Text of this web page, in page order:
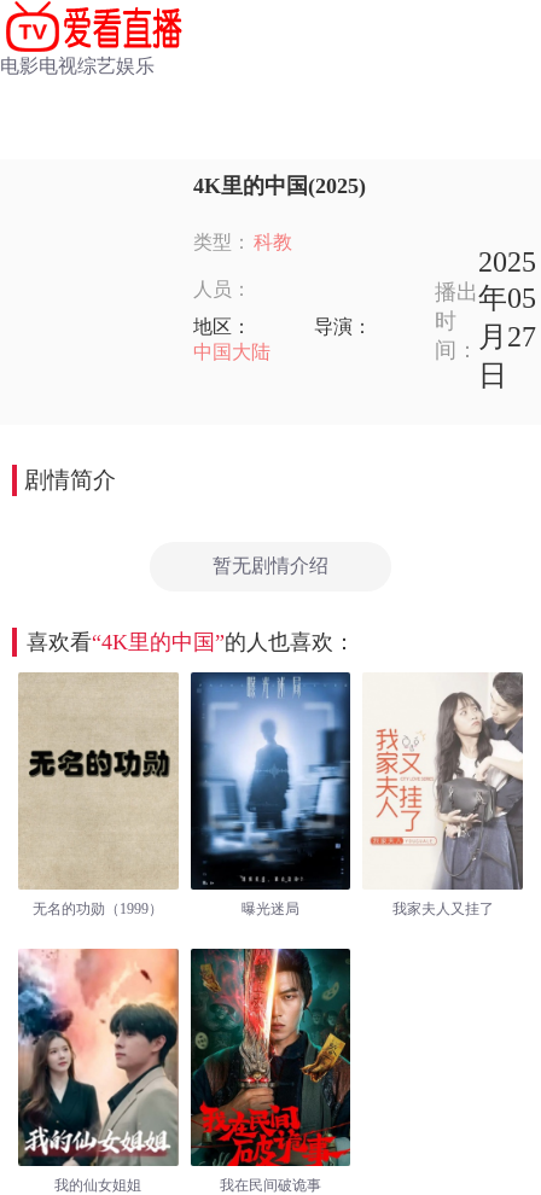
电影电视综艺娱乐
4K里的中国(2025)
类型： 科教
人员：
地区：
中国大陆
导演：
播出
时
间：
2025
年05
月27
日
剧情简介
暂无剧情介绍
喜欢看“4K里的中国”的人也喜欢：
无名的功勋（1999） 曝光迷局 我家夫人又挂了
我的仙女姐姐 我在民间破诡事